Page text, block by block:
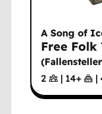
A Song of
Free Folk
(
2
| 14+ |